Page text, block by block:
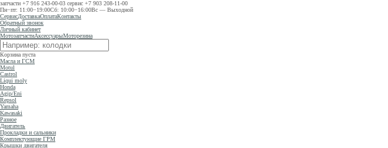
запчасти +7 916 243-00-03 сервис +7 903 208-11-00
Пн−пт: 11:00−19:00Сб: 10:00−16:00Вс — Выходной
СервисДоставкаОплатаКонтакты
Обратный звонок
Личный кабинет
МотозапчастиАксессуарыМоторезина
Корзина пуста
Масла и ГСМ
Motul
Castrol
Liqui moly
Honda
Agip/Eni
Repsol
Yamaha
Kawasaki
Разное
Двигатель
Прокладки и сальники
Комплектующие ГРМ
Крышки двигателя